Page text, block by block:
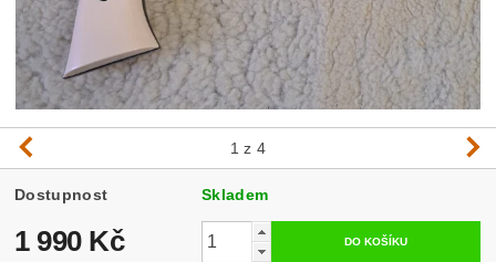
1 z 4
Dostupnost Skladem
1 990 Kč